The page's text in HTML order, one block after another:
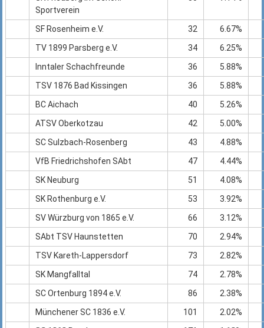
Sportverein
SF Rosenheim e.V. 32
6.67%
TV 1899 Parsberg e.V.
34
6.25%
Inntaler Schachfreunde
36
5.88%
TSV 1876 Bad Kissingen
36
5.88%
BC Aichach
40
5.26%
ATSV Oberkotzau
42
5.00%
SC Sulzbach-Rosenberg
43
4.88%
VfB Friedrichshofen SAbt
47
4.44%
SK Neuburg
51
4.08%
SK Rothenburg e.V.
53
3.92%
SV Würzburg von 1865 e.V.
66
3.12%
SAbt TSV Haunstetten
70
2.94%
TSV Kareth-Lappersdorf
73
2.82%
SK Mangfalltal
74
2.78%
SC Ortenburg 1894 e.V.
86
2.38%
Münchener SC 1836 e.V.
101
2.02%